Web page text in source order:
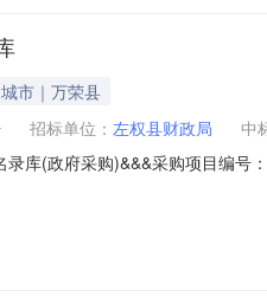
市｜万荣县
招标单位： 左权县财政局
中
录库(政府采购)&&&采购项目编
称：山西德铭会计师事务所（普